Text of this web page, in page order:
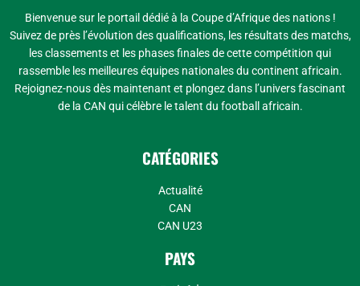
Bienvenue sur le portail dédié à la Coupe d’Afrique des nations !
Suivez de près l’évolution des qualifications, les résultats des matchs,
les classements et les phases finales de cette compétition qui
rassemble les meilleures équipes nationales du continent africain.
Rejoignez-nous dès maintenant et plongez dans l’univers fascinant
de la CAN qui célèbre le talent du football africain.
CATÉGORIES
Actualité
CAN
CAN U23
PAYS